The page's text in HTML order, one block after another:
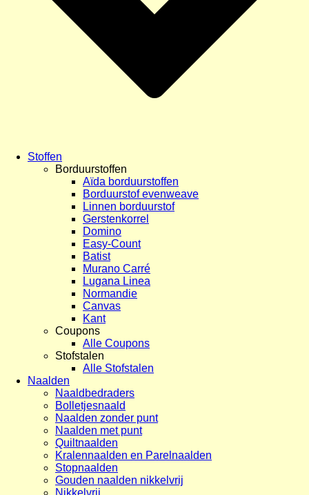
Stoffen
Borduurstoffen
Aïda borduurstoffen
Borduurstof evenweave
Linnen borduurstof
Gerstenkorrel
Domino
Easy-Count
Batist
Murano Carré
Lugana Linea
Normandie
Canvas
Kant
Coupons
Alle Coupons
Stofstalen
Alle Stofstalen
Naalden
Naaldbedraders
Bolletjesnaald
Naalden zonder punt
Naalden met punt
Quiltnaalden
Kralennaalden en Parelnaalden
Stopnaalden
Gouden naalden nikkelvrij
Nikkelvrij